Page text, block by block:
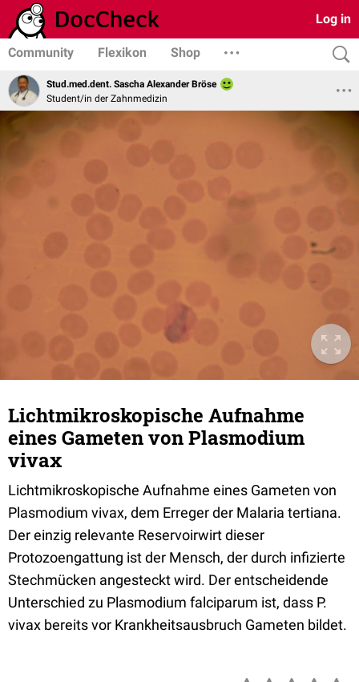
Log in
Community Flexikon Shop
Stud.med.dent. Sascha Alexander Bröse
Student/in der Zahnmedizin
Lichtmikroskopische Aufnahme
eines Gameten von Plasmodium
vivax
Lichtmikroskopische Aufnahme eines Gameten von
Plasmodium vivax, dem Erreger der Malaria tertiana.
Der einzig relevante Reservoirwirt dieser
Protozoengattung ist der Mensch, der durch infizierte
Stechmücken angesteckt wird. Der entscheidende
Unterschied zu Plasmodium falciparum ist, dass P.
vivax bereits vor Krankheitsausbruch Gameten bildet.